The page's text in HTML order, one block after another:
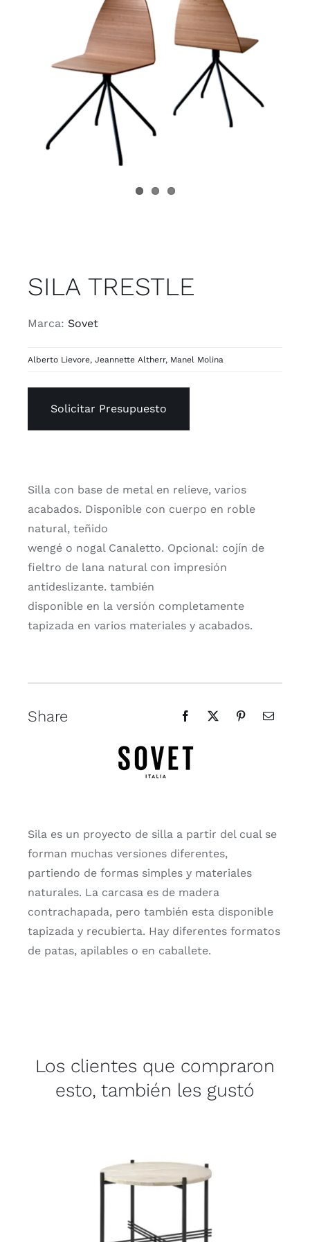
Juvenil
Accesorios
SILA TRESTLE
Marca: Sovet
Alberto Lievore, Jeannette Altherr, Manel Molina
Solicitar Presupuesto
Silla con base de metal en relieve, varios
acabados. Disponible con cuerpo en roble
natural, teñido
wengé o nogal Canaletto. Opcional: cojín de
fieltro de lana natural con impresión
antideslizante. también
disponible en la versión completamente
tapizada en varios materiales y acabados.
Share
Sila es un proyecto de silla a partir del cual se
forman muchas versiones diferentes,
partiendo de formas simples y materiales
naturales. La carcasa es de madera
contrachapada, pero también esta disponible
tapizada y recubierta. Hay diferentes formatos
de patas, apilables o en caballete.
Los clientes que compraron
esto, también les gustó